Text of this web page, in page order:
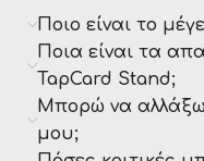
Ποιο είναι το
Ποια είναι τα
TapCard Stand;
Μπορώ να αλλάξω
μου;